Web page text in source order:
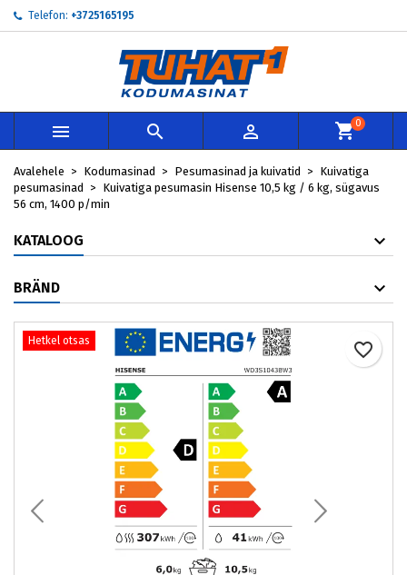
Telefon: +3725165195
   0
Avalehele Kodumasinad Pesumasinad ja kuivatid
Kuivatiga
pesumasinad
Kuivatiga pesumasin Hisense 10,5 kg / 6 kg, sügavus
56 cm, 1400 p/min
KATALOOG
BRÄND
Hetkel otsas favorite_border
My wishlists ×
Create new list
Loo soovinimekiri ×
Soovinimekirja nimi
Loobu Loo soovinimekiri
Sisene ×
Te peate olema sisselogitud, et tooteid soovinimekirja